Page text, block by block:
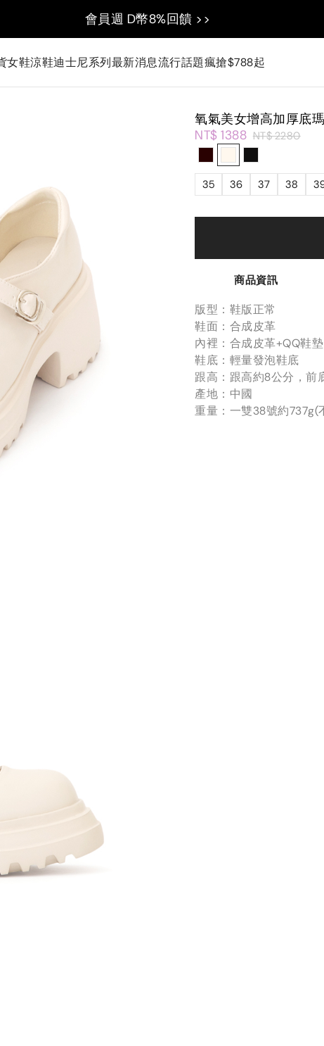
會員週 D幣8%回饋 >>
女鞋涼鞋迪士尼系列最新消息流行話題瘋搶$788起
氧氣美女增高加厚底
NT$ 1388 NT$ 2280
35 36 37 38
商品資訊
版型：鞋版正常
鞋面：合成皮革
內裡：合成皮革+QQ鞋墊
鞋底：輕量發泡鞋底
跟高：跟高約8公分，前
產地：中國
重量：一雙38號約737g(